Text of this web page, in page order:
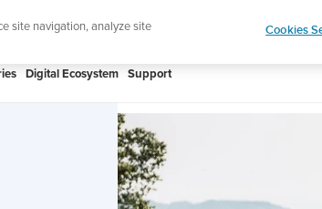
watch designed for runners Shop
Digital Ecosystem Support
site navigation, analyze site
Cookies